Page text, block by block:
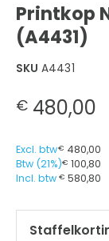
Printkop
(A4431)
SKU A4431
€ 480,00
Excl. btw€ 480,00
Btw (21%)€ 100,80
Incl. btw € 580,80